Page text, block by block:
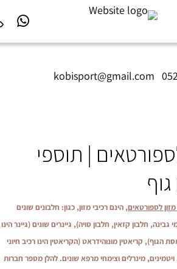
kobisport@gmail.com |
בקליניקה ולפרטים נוספים, צרו קשר טל"
| תוספי
לספורטאים, הינם רכיבי מזון, כגון: חלבונים שונים
חלבון קזאין, חלבון סויה), גיינרים שונים (גיינר הינו
קריאטין מונוהידראט (הקריאטין הינו רכיב חיוני
מינרלים וצימחי מרפא שונים. להלן מספר חברות